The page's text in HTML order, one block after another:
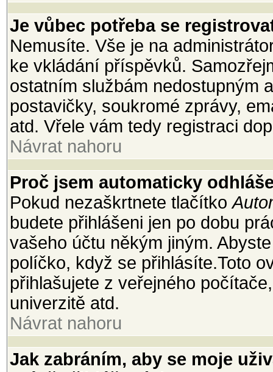
Je vůbec potřeba se
Nemusíte. Vše je na
ke vkládání příspěvků.
ostatním službám nedostupným
postavičky, soukromé zprávy,
atd. Vřele vám tedy registraci
Návrat nahoru
Proč jsem automaticky
Pokud nezaškrtnete tlačítko
budete přihlášeni jen po dobu
vašeho účtu někým jiným.
políčko, když se přihlásíte.Toto
přihlašujete z veřejného
univerzitě atd.
Návrat nahoru
Jak zabráním, aby se moje